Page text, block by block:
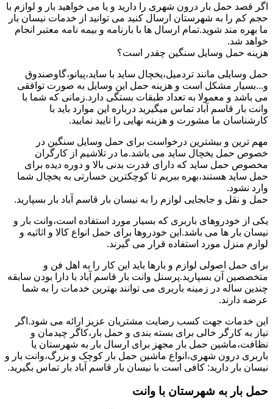
اگر قصد حمل بار درون شهری را دارید و یا می خواهید بار و لوازم با
حجم کم را به شهرستان ارسال کنید می توانید از خدمات نیسان بار
ما بهره مند شوید.تمام ارسال ها با بارنامه و بیمه نامه معتبر انجام
خواهد شد.
هزینه حمل وسایل سنگین چقدر است؟
حمل وسایلی مانند تردمیل،یخچال ساید با ساید،پیانو،گاوصندوق
و...بسیار مشکل است و هزینه حمل این وسایل به صورت توافقی
می باشد و معمولا به تعداد طبقات بستگی دارد.زمانی که شما با
وانت بار قاسم آباد تماس میگیرید درباره این موارد باید با
کارشناسان ما مشورت و هزینه نهایی را تایید نمایید.
مهم ترین و بیشترین درخواست برای حمل وسایل سنگین در
خصوص حمل یخچال ساید می باشد.ما در تلاشیم از کارگران
مخصوص حمل ساید که دارای قدرت بدنی بالا و دوره دیده برای
حمل ساید هستند،بهره ببریم تا کوچکترین خسارتی به یخچال شما
وارد نشود.
حمل و نقل و جابجایی لوازم را به نیسان بار قاسم آباد بار بسپارید.
یکی از خودروهای باربری که بسیار مورد استفاده است،وانت بار و
نیسان بار ها می باشد.این خودروها برای حمل انواع کالا و اثاثیه و
لوازم منزل مورد استفاده قرار می گیرند.
برای حمل اصولی لوازم و بارها باید این کار را به اهل فن و
متخصصین آن بسپارید.پرسنل وانت بار قاسم آباد با دارا بودن سابقه
چندین ساله در زمینه باربری می توانند بهترین خدمات را به شما
عرضه دارند.
این خدمات جهت کسب رضایت مشتریان عزیز ارائه می شود.اگر
نیاز به کارگر خالی برای بسته بندی و حمل بار،کاگر چیدمان و
نظافت،ماشین حمل بار مجهز برای ارسال بار به شهرستان یا
باربری درون شهری،انواع ماشین حمل بار کوچک و بزرگ،وانت بار و
نیسان بار دارید: کافی است با نیسان بار قاسم آباد بار تماس بگیرید.
حمل بار به شهرستان با وانت